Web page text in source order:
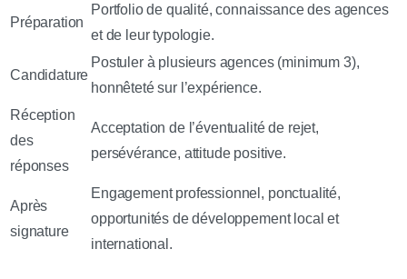
Préparation
Portfolio de qualité, connaissance des agences
et de leur typologie.
Candidature
Postuler à plusieurs agences (minimum 3),
honnêteté sur l’expérience.
Réception
des
réponses
Acceptation de l’éventualité de rejet,
persévérance, attitude positive.
Après
signature
Engagement professionnel, ponctualité,
opportunités de développement local et
international.